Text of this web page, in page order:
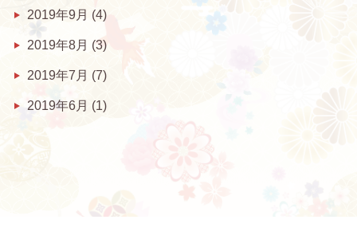
2019年9月 (4)
2019年8月 (3)
2019年7月 (7)
2019年6月 (1)